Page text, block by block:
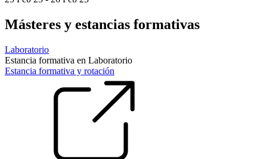
Másteres y estancias formativas
Laboratorio
Estancia formativa en Laboratorio
Estancia formativa y rotación